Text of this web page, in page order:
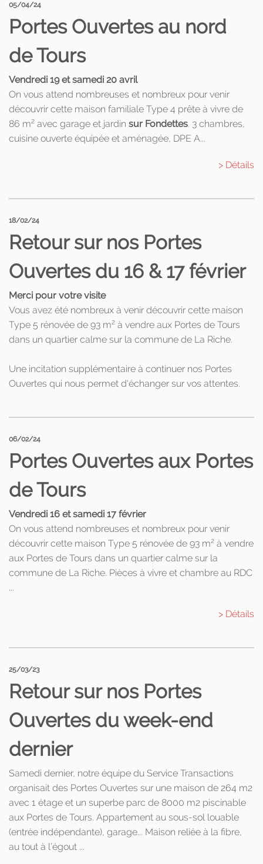
05/04/24
Portes Ouvertes au nord
de Tours
Vendredi 19 et samedi 20 avril
On vous attend nombreuses et nombreux pour venir
découvrir cette maison familiale Type 4 prête à vivre de
86 m2 avec garage et jardin sur Fondettes. 3 chambres,
cuisine ouverte équipée et aménagée, DPE A...
> Détails
18/02/24
Retour sur nos Portes
Ouvertes du 16 & 17 février
Merci pour votre visite
Vous avez été nombreux à venir découvrir cette maison
Type 5 rénovée de 93 m2 à vendre aux Portes de Tours
dans un quartier calme sur la commune de La Riche.
Une incitation supplémentaire à continuer nos Portes
Ouvertes qui nous permet d'échanger sur vos attentes.
06/02/24
Portes Ouvertes aux Portes
de Tours
Vendredi 16 et samedi 17 février
On vous attend nombreuses et nombreux pour venir
découvrir cette maison Type 5 rénovée de 93 m2 à vendre
aux Portes de Tours dans un quartier calme sur la
commune de La Riche. Pièces à vivre et chambre au RDC
...
> Détails
25/03/23
Retour sur nos Portes
Ouvertes du week-end
dernier
Samedi dernier, notre équipe du Service Transactions
organisait des Portes Ouvertes sur une maison de 264 m2
avec 1 étage et un superbe parc de 8000 m2 piscinable
aux Portes de Tours. Appartement au sous-sol louable
(entrée indépendante), garage... Maison reliée à la fibre,
au tout à l’égout ...